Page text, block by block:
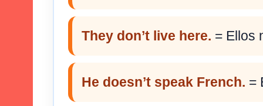
They don’t live here. = Ellos
He doesn’t speak French. =